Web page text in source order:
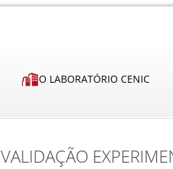
O LABORATÓRIO CENIC
VALIDAÇÃO